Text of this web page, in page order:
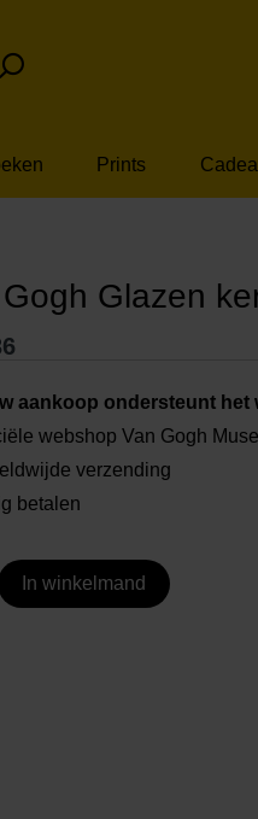
Prints
Glazen
aankoop ondersteunt het
webshop Van Gogh
verzending
betalen
In winkelmand